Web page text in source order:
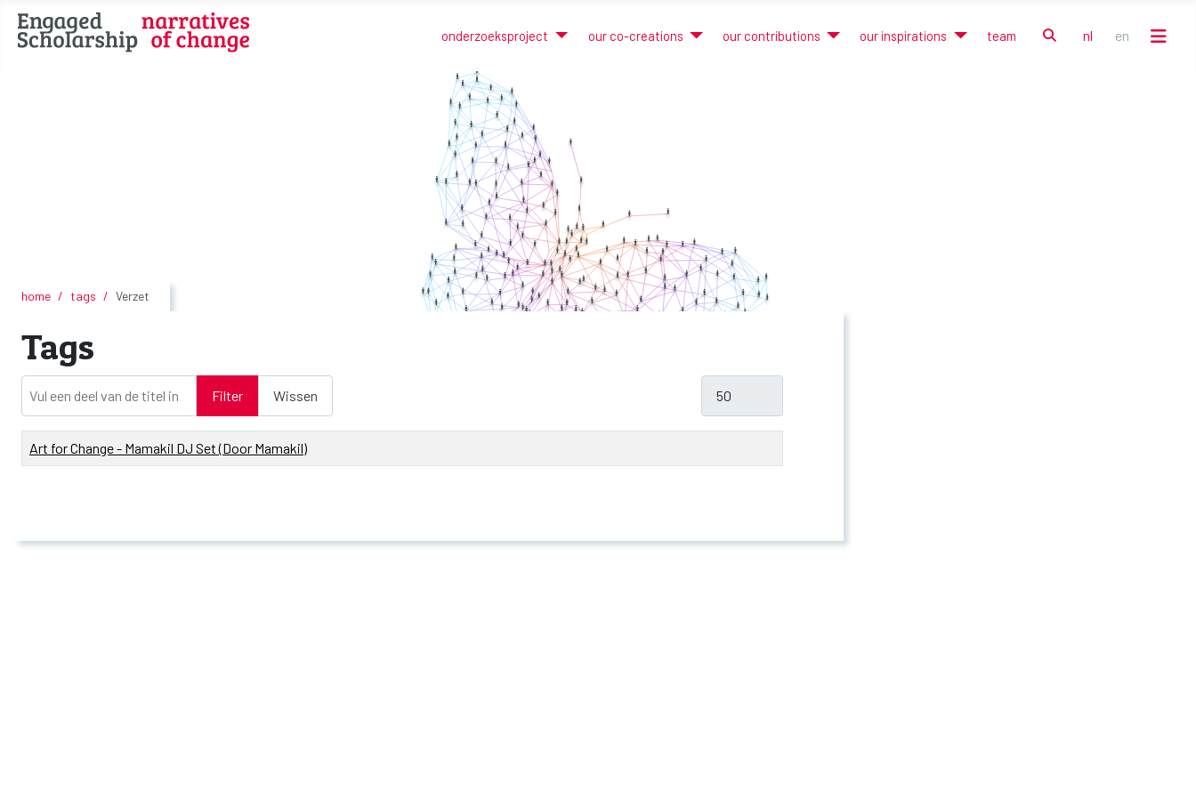
onderzoeksproject our co-creations our contributions our inspirations team zoek
Selecteer de taal
nl en
home tags Verzet
Tags
Filter Wissen
Titel
Art for Change - Mamakil DJ Set (Door Mamakil)